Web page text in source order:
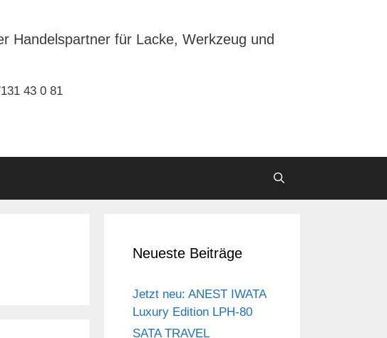
Handelspartner für Lacke, Werkzeug und
43 0 81
Neueste Beiträge
Jetzt neu: ANEST IWATA
Luxury Edition LPH-80
SATA TRAVEL